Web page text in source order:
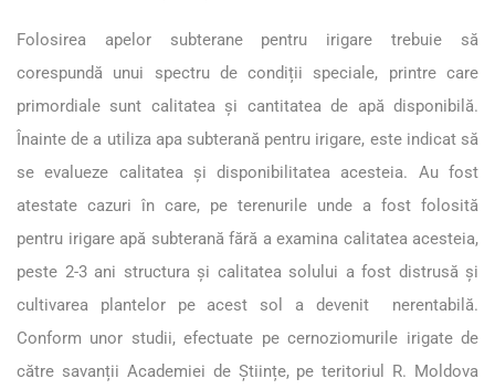
Folosirea apelor subterane pentru irigare trebuie să
corespundă unui spectru de condiții speciale, printre care
primordiale sunt calitatea și cantitatea de apă disponibilă.
Înainte de a utiliza apa subterană pentru irigare, este indicat să
se evalueze calitatea și disponibilitatea acesteia. Au fost
atestate cazuri în care, pe terenurile unde a fost folosită
pentru irigare apă subterană fără a examina calitatea acesteia,
peste 2-3 ani structura și calitatea solului a fost distrusă și
cultivarea plantelor pe acest sol a devenit nerentabilă.
Conform unor studii, efectuate pe cernoziomurile irigate de
către savanții Academiei de Științe, pe teritoriul R. Moldova